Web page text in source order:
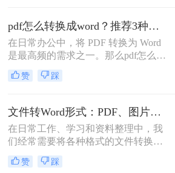
Microsoft Word 2025 / LibreOffice 7.6 /
Adobe Acrobat Pro 2025 / 专业在线转
换平台），严格遵循《电子文档转换
技术规范V3.0》，拆解4种零风险转
换路径，附扫描件处理技巧+格式修
复方案，助你1分钟生成可编辑
pdf怎么转换成word？推荐3种常用有效方法（支持.pdf转.docx不乱码）
在日常办公中，将 PDF 转换为 Word
是最高频的需求之一。那么pdf怎么转
换成word呢？为了帮助您实现高质
量、不乱码、不偏离排版的转换效
的方法。这些方法不仅能保留原始文
档的 .pdf 格式精髓，更能完美生成可
编辑的 .docx 文档，且完全避开了捆
绑严重的传统软件。
赞 踩
文件转Word形式：PDF、图片、扫描件3种来源分别怎么处理！
在日常工作、学习和资料整理中，我
们经常需要将各种格式的文件转换成
可编辑的Microsoft Word文档
（.docx）。无论是扫描的纸质文件、
赞 踩